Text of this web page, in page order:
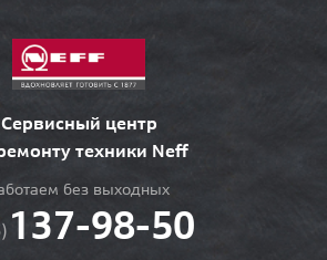
Сервисный центр
техники Neff
без выходных
137-98-50